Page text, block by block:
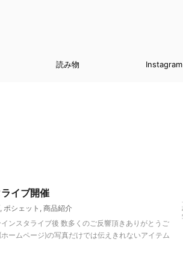
読み物 Instagram
イブ開催
, ポシェット , 商品紹介
ンスタライブ後 数多くのご反響頂きありがとうご
ームページ)の写真だけでは伝えきれないアイテム